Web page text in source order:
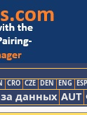
CRO CZE DEN ENG ESP
данных AUT